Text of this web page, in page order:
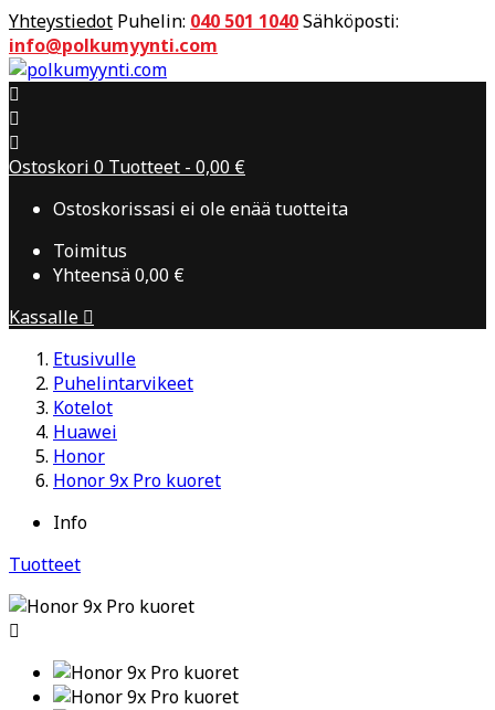
Yhteystiedot Puhelin: 040 501 1040Sähköposti:
info@polkumyynti.com



Ostoskori 0 Tuotteet - 0,00 €
Ostoskorissasi ei ole enää tuotteita
Toimitus
Yhteensä0,00 €
Kassalle 
Etusivulle
Puhelintarvikeet
Kotelot
Huawei
Honor
Honor 9x Pro kuoret
Info
Tuotteet
